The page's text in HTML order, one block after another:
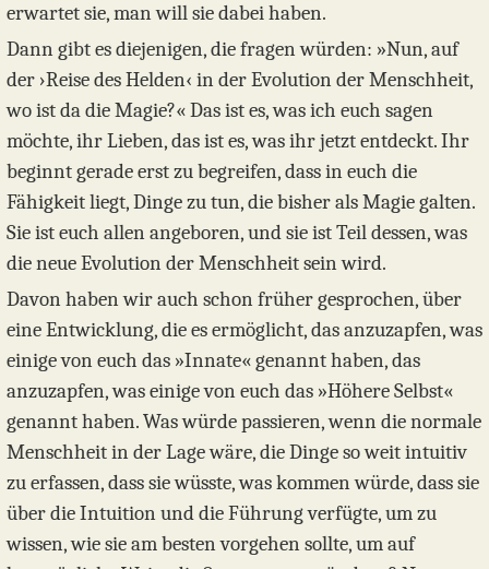
erwartet sie, man will sie dabei haben.
Dann gibt es diejenigen, die fragen würden: »Nun, auf
der ›Reise des Helden‹ in der Evolution der Menschheit,
wo ist da die Magie?« Das ist es, was ich euch sagen
möchte, ihr Lieben, das ist es, was ihr jetzt entdeckt. Ihr
beginnt gerade erst zu begreifen, dass in euch die
Fähigkeit liegt, Dinge zu tun, die bisher als Magie galten.
Sie ist euch allen angeboren, und sie ist Teil dessen, was
die neue Evolution der Menschheit sein wird.
​Davon haben wir auch schon früher gesprochen, über
eine Entwicklung, die es ermöglicht, das anzuzapfen, was
einige von euch das »Innate« genannt haben, das
anzuzapfen, was einige von euch das »Höhere Selbst«
genannt haben. Was würde passieren, wenn die normale
Menschheit in der Lage wäre, die Dinge so weit intuitiv
zu erfassen, dass sie wüsste, was kommen würde, dass sie
über die Intuition und die Führung verfügte, um zu
wissen, wie sie am besten vorgehen sollte, um auf